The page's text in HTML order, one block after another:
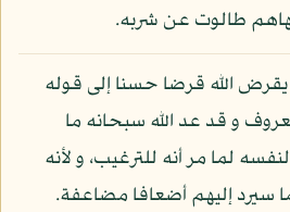
طالوت عن شربه.
الله قرضا حسنا إلى قوله
و قد عد الله سبحانه ما
لما مر أنه للترغيب، و لأنه
سيرد إليهم أضعافا مضاعفة.